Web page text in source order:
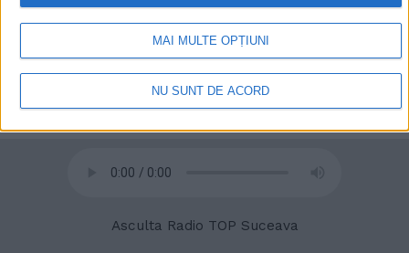
retrageți consimțământul în orice moment, revenind la acest site
și făcând clic pe butonul "Confidențialitate" din partea de jos a
paginii web.
MAI MULTE OPȚIUNI
NU SUNT DE ACORD
Asculta Radio TOP Suceava